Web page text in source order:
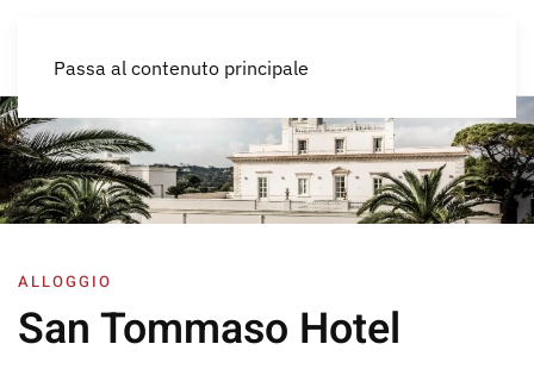
Passa al contenuto principale
ALLOGGIO
San Tommaso Hotel